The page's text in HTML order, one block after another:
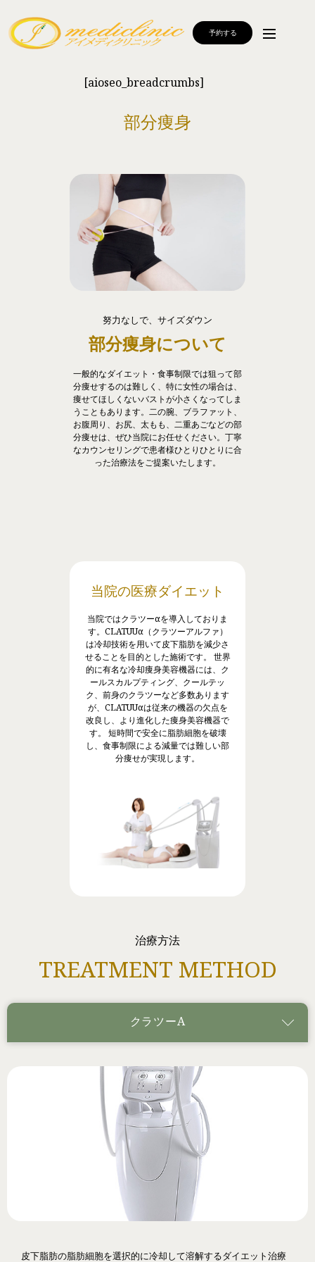
予約する
[aioseo_breadcrumbs]
部分痩身
努力なしで、サイズダウン
部分痩身について
一般的なダイエット・食事制限では狙って部
分痩せするのは難しく、特に女性の場合は、
痩せてほしくないバストが小さくなってしま
うこともあります。二の腕、ブラファット、
お腹周り、お尻、太もも、二重あごなどの部
分痩せは、ぜひ当院にお任せください。丁寧
なカウンセリングで患者様ひとりひとりに合
った治療法をご提案いたします。
当院の医療ダイエット
当院ではクラツーαを導入しておりま
す。CLATUUα（クラツーアルファ）
は冷却技術を用いて皮下脂肪を減少さ
せることを目的とした施術です。 世界
的に有名な冷却痩身美容機器には、ク
ールスカルプティング、クールテッ
ク、前身のクラツーなど多数あります
が、CLATUUαは従来の機器の欠点を
改良し、より進化した痩身美容機器で
す。 短時間で安全に脂肪細胞を破壊
し、食事制限による減量では難しい部
分痩せが実現します。
治療方法
TREATMENT METHOD
クラツーα
皮下脂肪の脂肪細胞を選択的に冷却して溶解するダイエット治療